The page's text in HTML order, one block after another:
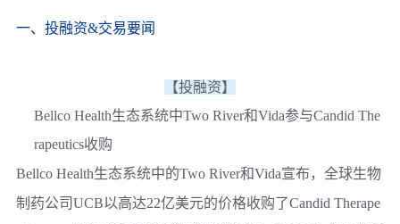
一、投融资&交易要闻
【投融资】
Bellco Health生态系统中Two River和Vida参与Candid The
rapeutics收购
Bellco Health生态系统中的Two River和Vida宣布，全球生物
制药公司UCB以高达22亿美元的价格收购了Candid Therape